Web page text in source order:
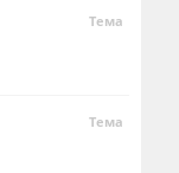
Тема
Тема